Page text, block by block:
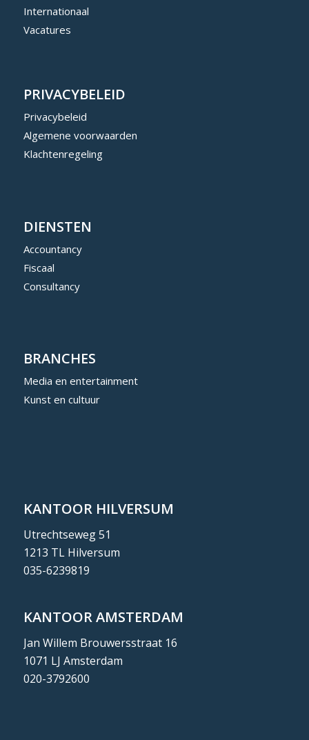
Internationaal
Vacatures
PRIVACYBELEID
Privacybeleid
Algemene voorwaarden
Klachtenregeling
DIENSTEN
Accountancy
Fiscaal
Consultancy
BRANCHES
Media en entertainment
Kunst en cultuur
KANTOOR HILVERSUM
Utrechtseweg 51
1213 TL Hilversum
035-6239819
KANTOOR AMSTERDAM
Jan Willem Brouwersstraat 16
1071 LJ Amsterdam
020-3792600